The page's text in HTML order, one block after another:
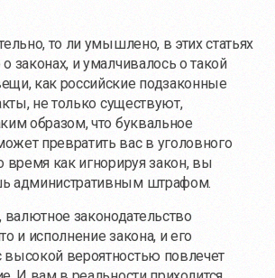
то ли умышлено, в этих статьях
законах, и умалчивалось о такой
как российские подзаконные
не только существуют,
образом, что буквальное
превратить вас в уголовного
время как игнорируя закон, вы
административным штрафом.
законодательство
и исполнение закона, и его
высокой вероятностью повлечет